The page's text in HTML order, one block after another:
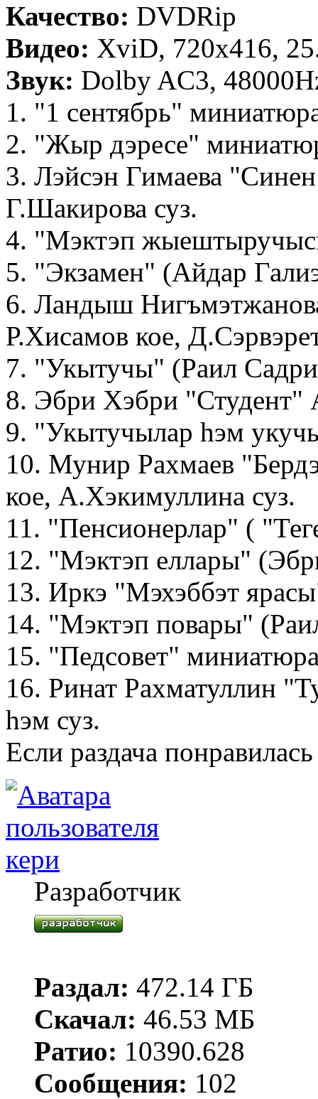
Качество: DVDRip
Видео: XviD, 720x416,
Звук: Dolby AC3,
1. "1 сентябрь"
2. "Жыр дэресе"
3. Лэйсэн Гимаева
Г.Шакирова суз.
4. "Мэктэп
5. "Экзамен" (Айдар
6. Ландыш
Р.Хисамов кое,
7. "Укытучы" (Раил
8. Эбри Хэбри "Студент"
9. "Укытучылар hэм
10. Мунир Рахмаев
кое, А.Хэкимуллина суз.
11. "Пенсионерлар" (
12. "Мэктэп еллары"
13. Иркэ "Мэхэббэт
14. "Мэктэп повары"
15. "Педсовет"
16. Ринат Рахматуллин
hэм суз.
Если раздача
кери
Разработчик
Раздал: 472.14 ГБ
Скачал: 46.53 МБ
Ратио: 10390.628
Сообщения: 102